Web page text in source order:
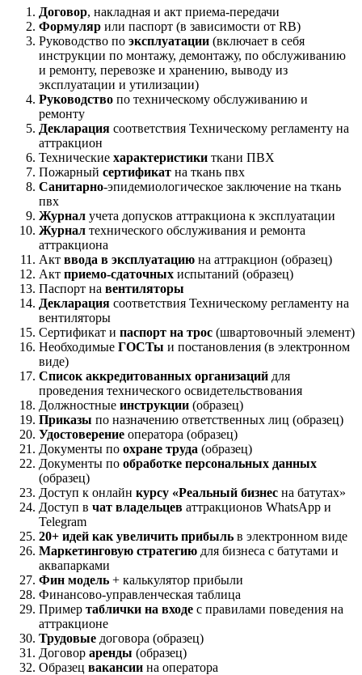
Договор, накладная и акт приема-передачи
Формуляр или паспорт (в зависимости от RB)
Руководство по эксплуатации (включает в себя
инструкции по монтажу, демонтажу, по обслуживанию
и ремонту, перевозке и хранению, выводу из
эксплуатации и утилизации)
Руководство по техническому обслуживанию и
ремонту
Декларация соответствия Техническому регламенту на
аттракцион
Технические характеристики ткани ПВХ
Пожарный сертификат на ткань пвх
Санитарно-эпидемиологическое заключение на ткань
пвх
Журнал учета допусков аттракциона к эксплуатации
Журнал технического обслуживания и ремонта
аттракциона
Акт ввода в эксплуатацию на аттракцион (образец)
Акт приемо-сдаточных испытаний (образец)
Паспорт на вентиляторы
Декларация соответствия Техническому регламенту на
вентиляторы
Сертификат и паспорт на трос (швартовочный элемент)
Необходимые ГОСТы и постановления (в электронном
виде)
Список аккредитованных организаций для
проведения технического освидетельствования
Должностные инструкции (образец)
Приказы по назначению ответственных лиц (образец)
Удостоверение оператора (образец)
Документы по охране труда (образец)
Документы по обработке персональных данных
(образец)
Доступ к онлайн курсу «Реальный бизнес на батутах»
Доступ в чат владельцев аттракционов WhatsApp и
Telegram
20+ идей как увеличить прибыль в электронном виде
Маркетинговую стратегию для бизнеса с батутами и
аквапарками
Фин модель + калькулятор прибыли
Финансово-управленческая таблица
Пример таблички на входе с правилами поведения на
аттракционе
Трудовые договора (образец)
Договор аренды (образец)
Образец вакансии на оператора